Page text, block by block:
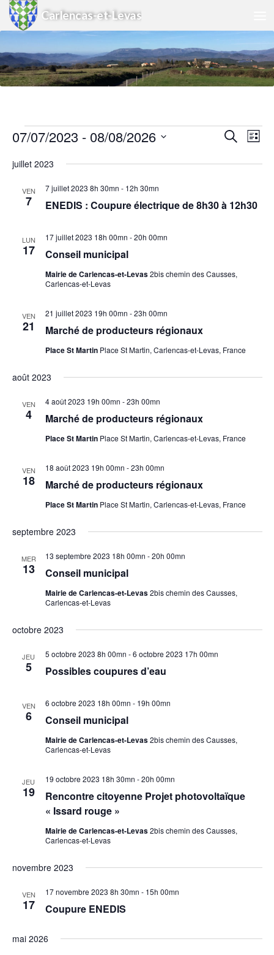
Skip to content
Carlencas-et-Levas
Évènements
R
c
r
t
g
d
e
É
e
n
Recherche
N
v
a
Liste
07/07/2023 - 08/08/2026
une
juillet 2023
VEN
7 ENEDIS : Coupure électrique de 8h30 à 12h30
7 juillet 2023 8h 30mn - 12h 30mn
LUN
17 Conseil municipal
17 juillet 2023 18h 00mn -20h 00mn
Mairie de Carlencas-et-Levas2bis chemin des Causses,
Carlencas-et-Levas
VEN
21 Marché de producteurs régionaux
21 juillet 2023 19h 00mn -23h 00mn
Place St Martin Place St Martin, Carlencas-et-Levas, France
août 2023
VEN
4 Marché de producteurs régionaux
4 août 2023 19h 00mn -23h 00mn
Place St Martin Place St Martin, Carlencas-et-Levas, France
VEN
18 Marché de producteurs régionaux
18 août 2023 19h 00mn -23h 00mn
Place St Martin Place St Martin, Carlencas-et-Levas, France
septembre 2023
MER
13 Conseil municipal
13 septembre 2023 18h 00mn -20h 00mn
Mairie de Carlencas-et-Levas2bis chemin des Causses,
Carlencas-et-Levas
octobre 2023
JEU
5 Possibles coupures d’eau
5 octobre 2023 8h 00mn -6 octobre 2023 17h 00mn
VEN
6 Conseil municipal
6 octobre 2023 18h 00mn - 19h 00mn
Mairie de Carlencas-et-Levas2bis chemin des Causses,
Carlencas-et-Levas
JEU
19
Rencontre citoyenne Projet photovoltaïque
« Issard rouge »
19 octobre 2023 18h 30mn -20h 00mn
Mairie de Carlencas-et-Levas2bis chemin des Causses,
Carlencas-et-Levas
novembre 2023
VEN
17 Coupure ENEDIS
17 novembre 2023 8h 30mn - 15h 00mn
mai 2026